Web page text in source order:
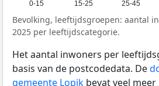
0-15 15-25 25-45
Bevolking, leeftijdsgroepen: aantal
2025 per leeftijdscategorie.
Het aantal inwoners per
basis van de postcodedata. De
gemeente Lopik bevat veel